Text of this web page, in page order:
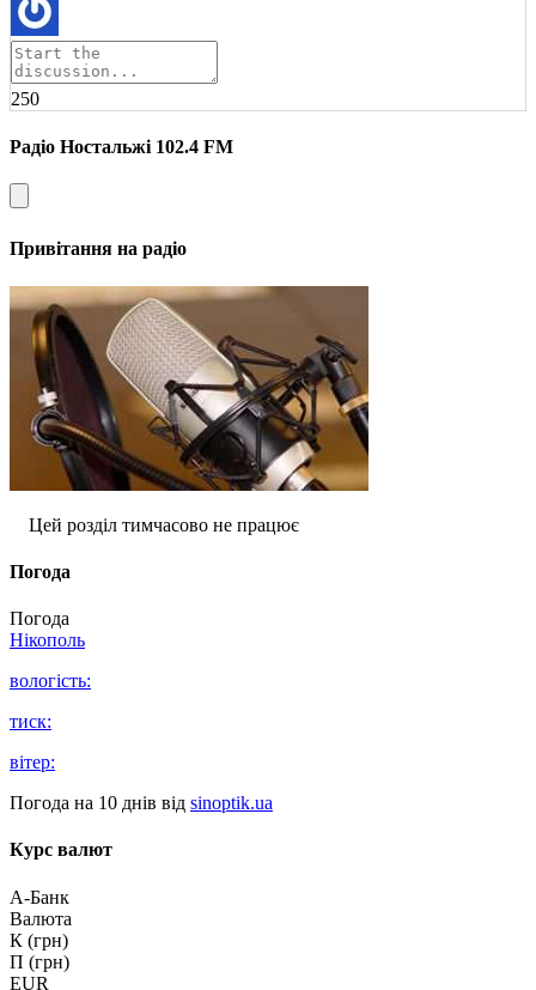
250
Радіо Ностальжі 102.4 FM
Привітання на радіо
Цей розділ тимчасово не працює
Погода
Погода
Нікополь
вологість:
тиск:
вітер:
Погода на 10 днів від sinoptik.ua
Курс валют
А-Банк
Валюта
К (грн)
П (грн)
EUR